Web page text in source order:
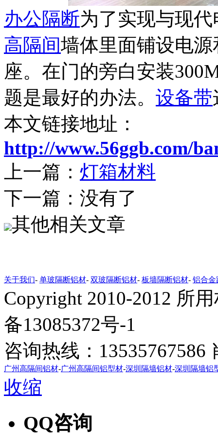
办公隔断为了实现与现
高隔间墙体里面铺设电
座。在门的旁白安装
题是最好的办法。 设备带
本文链接地址：
http://www.56ggb.com/
上一篇： 灯箱材料
下一篇：没有了
其他相关文章
关于我们- 单玻隔断铝材- 双玻隔断铝材- 板墙隔断铝材- 铝合金
Copyright 2010-2012 所
备13085372号-1
咨询热线：13535767586
广州高隔间铝材-广州高隔间铝型材-深圳隔墙铝材-深圳隔墙铝
收缩
QQ咨询